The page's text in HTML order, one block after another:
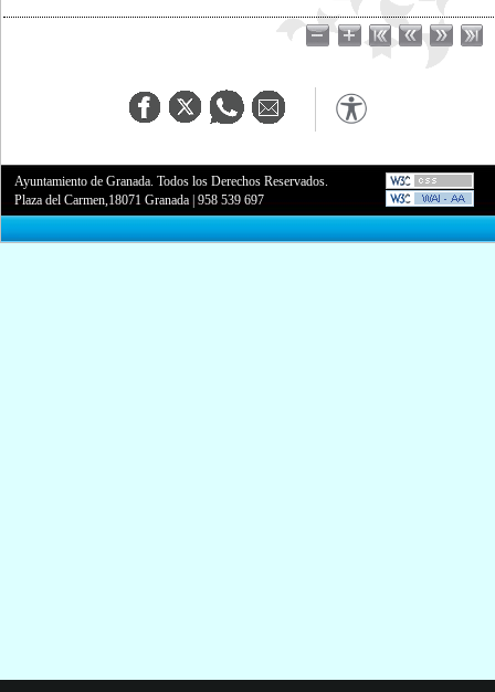
Ayuntamiento de Granada. Todos los Derechos Reservados.
Plaza del Carmen,18071 Granada |958 539 697